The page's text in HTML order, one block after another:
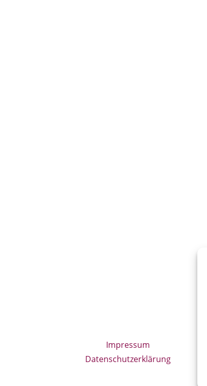
Impressum
Datenschutzerklärung